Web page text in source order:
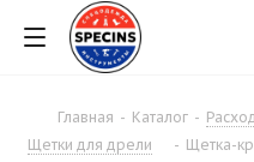
Главная - Каталог -
Щетки для дрели
- Щетка-